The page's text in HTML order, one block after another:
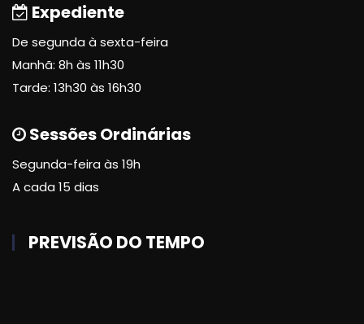
Expediente
De segunda à sexta-feira
Manhã: 8h às 11h30
Tarde: 13h30 às 16h30
Sessões Ordinárias
Segunda-feira às 19h
A cada 15 dias
PREVISÃO DO TEMPO